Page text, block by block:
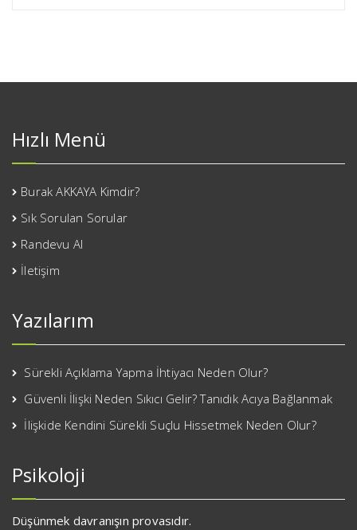
Hızlı Menü
Burak AKKAYA Kimdir?
Sık Sorulan Sorular
Randevu Al
İletişim
Yazılarım
Sürekli Açıklama Yapma İhtiyacı Neden Olur?
Güvenli İlişki Neden Sıkıcı Gelir? Tanıdık Acıya Bağlanmak
İlişkide Kendini Sürekli Suçlu Hissetmek Neden Olur?
Psikoloji
Düşünmek davranışın provasıdır.